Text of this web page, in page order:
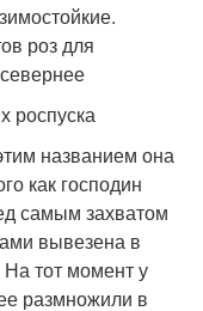
роспуска
названием она
как господин
самым захватом
вывезена в
тот момент у
размножили в